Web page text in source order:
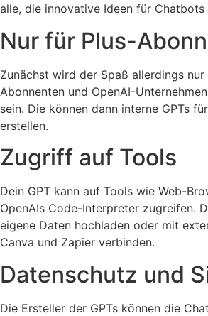
alle, die innovative Ideen für Chatbots
Nur für Plus-
Zunächst wird der Spaß allerdings
Abonnenten und OpenAI-
sein. Die können dann interne GPTs
erstellen.
Zugriff auf Tools
Dein GPT kann auf Tools wie Web-
OpenAIs Code-Interpreter zugreifen.
eigene Daten hochladen oder mit
Canva und Zapier verbinden.
Datenschutz und
Die Ersteller der GPTs können die